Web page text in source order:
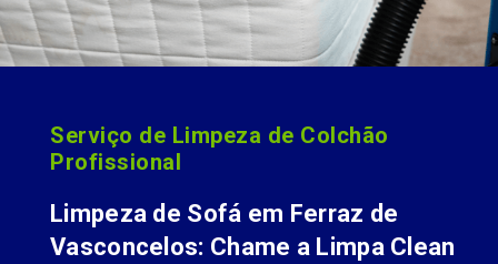
Serviço de Limpeza de Colchão
Profissional
Limpeza de Sofá em Ferraz de
Vasconcelos: Chame a Limpa Clean